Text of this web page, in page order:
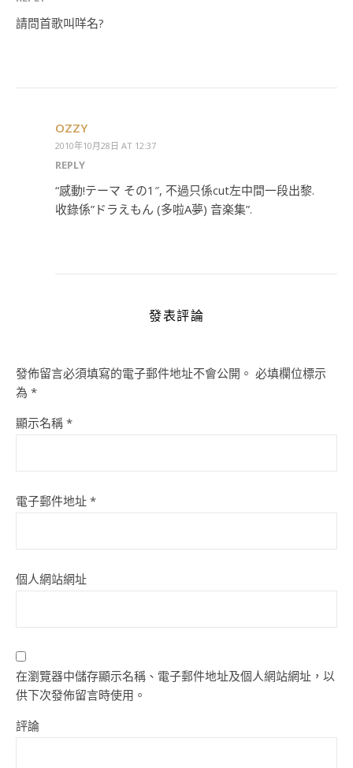
請問首歌叫咩名?
OZZY
2010年10月28日 AT 12:37
REPLY
“感動!テーマ その1″, 不過只係cut左中間一段出黎.
收錄係”ドラえもん (多啦A夢) 音楽集”.
發表評論
發佈留言必須填寫的電子郵件地址不會公開。 必填欄位標示
為 *
顯示名稱 *
電子郵件地址 *
個人網站網址
在瀏覽器中儲存顯示名稱、電子郵件地址及個人網站網址，以
供下次發佈留言時使用。
評論